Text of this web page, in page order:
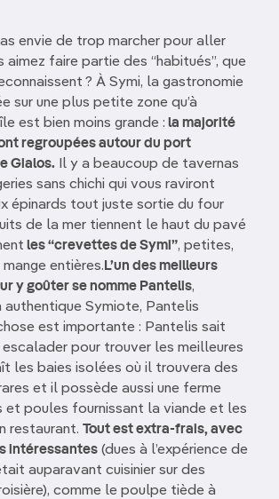
envie de trop marcher pour aller
aimez faire partie des “habitués”, que
? À Symi, la gastronomie
sur une plus petite zone qu’à
est bien moins grande : la majorité
regroupées autour du port
Gialos. Il y a beaucoup de tavernas
sans chichi qui vous raviront
épinards tout juste sortie du four
de la mer tiennent le haut du pavé
les “crevettes de Symi”, petites,
mange entières. L’un des meilleurs
y goûter se nomme Pantelis,
authentique Symiote, Pantelis
est importante : Pantelis sait
pour trouver les meilleures
les baies isolées où il trouvera des
et il possède aussi une ferme
et poules fournissant la viande et les
restaurant. Tout est extra-frais, avec
intéressantes (dues à l’expérience de
auparavant cuisinier sur des
comme le poulpe tiède à